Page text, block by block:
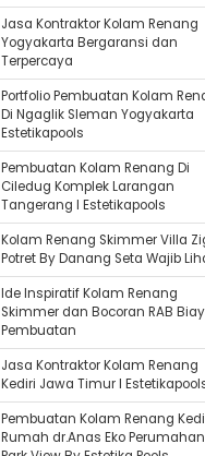
Jasa Kontraktor Kolam Renang
Yogyakarta Bergaransi dan
Terpercaya
Portfolio Pembuatan Kolam
Di Ngaglik Sleman Yogyakarta
Estetikapools
Pembuatan Kolam Renang Di
Ciledug Komplek Larangan
Tangerang I Estetikapools
Kolam Renang Skimmer Villa
Potret By Danang Seta Wajib
Ide Inspiratif Kolam Renang
Skimmer dan Bocoran RAB
Pembuatan
Jasa Kontraktor Kolam Renang
Kediri Jawa Timur I
Pembuatan Kolam Renang
Rumah dr.Anas Eko Perumahan